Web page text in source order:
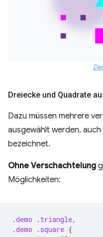
Dreiecke und Quadrate
Dazu müssen mehrere
ausgewählt werden, auch
bezeichnet.
Ohne Verschachtelung
Möglichkeiten:
.demo . triangle,
.demo . square {